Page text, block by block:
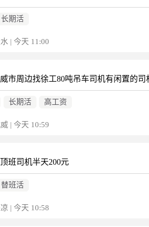
长期活
| 今天 11:00
市周边找徐工80吨吊车司机有闲置的司
长期活 高工资
| 今天 10:59
班司机半天200元
替班活
| 今天 10:58